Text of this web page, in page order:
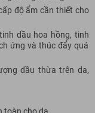
độ ẩm cần thiết cho
dầu hoa hồng, tinh
ứng và thúc đẩy quá
dầu thừa trên da,